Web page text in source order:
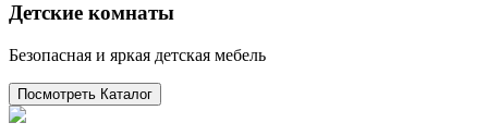
Детские комнаты
Безопасная и яркая детская мебель
Посмотреть Каталог